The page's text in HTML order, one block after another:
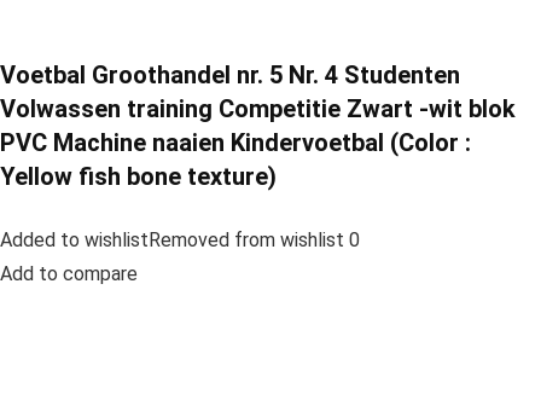
Voetbal Groothandel nr. 5 Nr. 4 Studenten
Volwassen training Competitie Zwart -wit blok
PVC Machine naaien Kindervoetbal (Color :
Yellow fish bone texture)
Added to wishlistRemoved from wishlist 0
Add to compare